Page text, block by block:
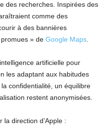
des recherches. Inspirées des
comme des
à des bannières
» de Google Maps.
artificielle pour
les adaptant aux habitudes
confidentialité, un équilibre
restent anonymisées.
direction d’Apple :